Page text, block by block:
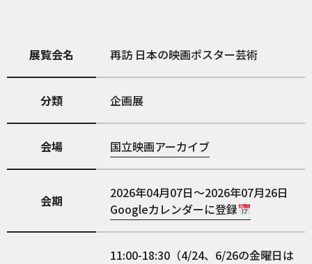
展覧会名 再訪 日本の映画ポスター芸術
分類 企画展
会場 国立映画アーカイブ
会期
2026年04月07日～2026年07月26日
Googleカレンダーに登録
11:00-18:30（4/24、6/26の金曜日は